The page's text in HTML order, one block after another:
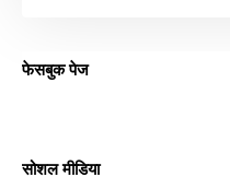
फेसबुक पेज
सोशल मीडिया